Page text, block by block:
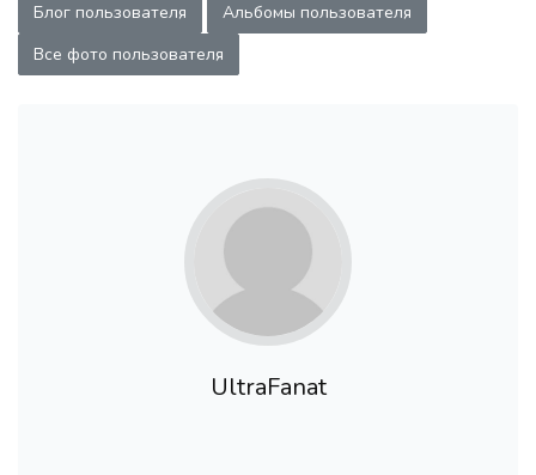
Блог пользователя
Альбомы пользователя
Все фото пользователя
UltraFanat